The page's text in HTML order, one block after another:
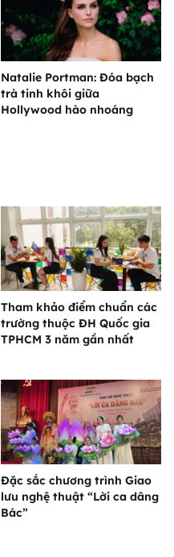
Natalie Portman: Đóa bạch
trà tinh khôi giữa
Hollywood hào nhoáng
Tham khảo điểm chuẩn các
trường thuộc ĐH Quốc gia
TPHCM 3 năm gần nhất
Đặc sắc chương trình Giao
lưu nghệ thuật “Lời ca dâng
Bác”